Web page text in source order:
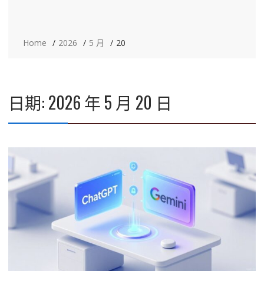
Home 2026 5 月 20
日期:2026 年 5 月 20 日